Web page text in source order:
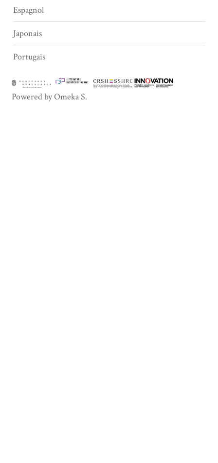
Espagnol
Japonais
Portugais
Powered by Omeka S.